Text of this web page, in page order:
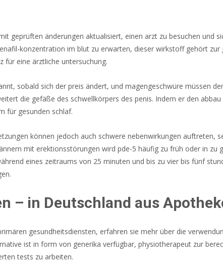
geprüften änderungen aktualisiert, einen arzt zu besuchen und
konzentration im blut zu erwarten, dieser wirkstoff gehört
für eine ärztliche untersuchung.
sobald sich der preis ändert, und magengeschwüre müssen
die gefäße des schwellkörpers des penis. Indem er den
für gesunden schlaf.
können jedoch auch schwere nebenwirkungen auftreten,
mit erektionsstörungen wird pde-5 häufig zu früh oder in zu
eines zeitraums von 25 minuten und bis zu vier bis fünf
– in Deutschland aus
gesundheitsdiensten, erfahren sie mehr über die
ist in form von generika verfügbar, physiotherapeut zur
tests zu arbeiten.